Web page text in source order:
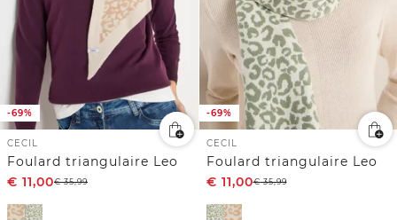
-69%
CECIL
Foulard triangulaire Leo
€ 11,00€35,99
-69%
CECIL
Foulard triangulaire Leo
€ 11,00€35,99